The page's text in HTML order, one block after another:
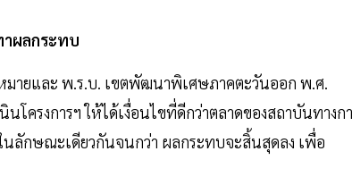
ผลกระทบ
มายและ พ.ร.บ. เขตพัฒนาพิเศษภาคตะวันออก พ.ศ.
ครงการฯ ให้ได้เงื่อนไขที่ดีกว่าตลาดของสถาบันทางก
นลักษณะเดียวกันจนกว่า ผลกระทบจะสิ้นสุดลง เพื่อ